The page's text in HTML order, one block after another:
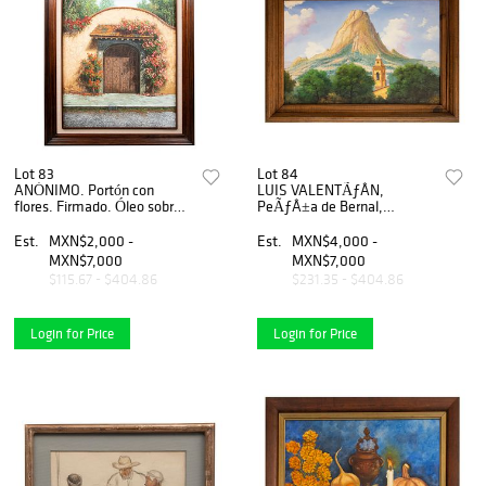
Lot 83
ANÓNIMO. Portón con
flores. Firmado. Óleo sobre
Est.
MXN$2,000 -
MXN$7,000
$115.67 - $404.86
Login for Price
Lot 84
LUIS VALENTÃƒÂN,
PeÃƒÂ±a de Bernal,
Ãƒâ€œleo sobre tela, 80 x
120 cm
Est.
MXN$4,000 -
MXN$7,000
$231.35 - $404.86
Login for Price